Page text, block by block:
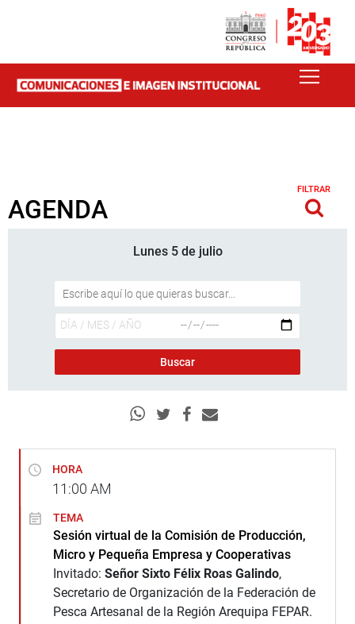
AGENDA
FILTRAR
Lunes 5 de julio
HORA
11:00 AM
TEMA
Sesión virtual de la Comisión de Producción,
Micro y Pequeña Empresa y Cooperativas
Invitado: Señor Sixto Félix Roas Galindo,
Secretario de Organización de la Federación de
Pesca Artesanal de la Región Arequipa FEPAR.